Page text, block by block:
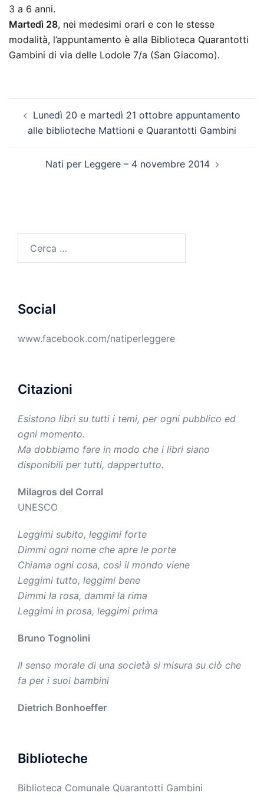
3 a 6 anni.
Martedì 28, nei medesimi orari e con le stesse
modalità, l’appuntamento è alla Biblioteca Quarantotti
Gambini di via delle Lodole 7/a (San Giacomo).
articolo
Lunedì 20 e martedì 21 ottobre appuntamento
alle biblioteche Mattioni e Quarantotti Gambini
Nati per Leggere – 4 novembre 2014
per:
Social
www.facebook.com/natiperleggere
Citazioni
Esistono libri su tutti i temi, per ogni pubblico ed
ogni momento.
Ma dobbiamo fare in modo che i libri siano
disponibili per tutti, dappertutto.
Milagros del Corral
UNESCO
Leggimi subito, leggimi forte
Dimmi ogni nome che apre le porte
Chiama ogni cosa, così il mondo viene
Leggimi tutto, leggimi bene
Dimmi la rosa, dammi la rima
Leggimi in prosa, leggimi prima
Bruno Tognolini
Il senso morale di una società si misura su ciò che
fa per i suoi bambini
Dietrich Bonhoeffer
Biblioteche
Biblioteca Comunale Quarantotti Gambini